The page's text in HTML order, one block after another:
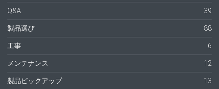
Q&A 39
製品選び 88
工事 6
メンテナンス 12
製品ピックアップ 13